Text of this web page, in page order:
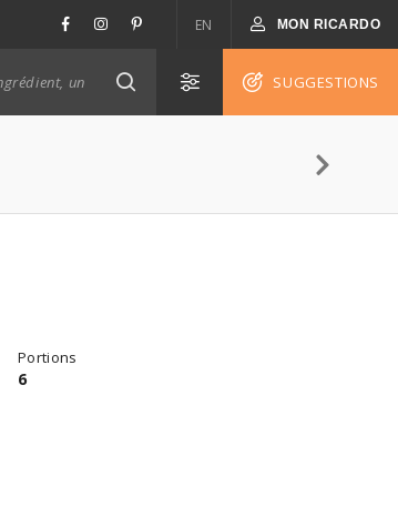
EN MON RICARDO
SUGGESTIONS
Portions
6